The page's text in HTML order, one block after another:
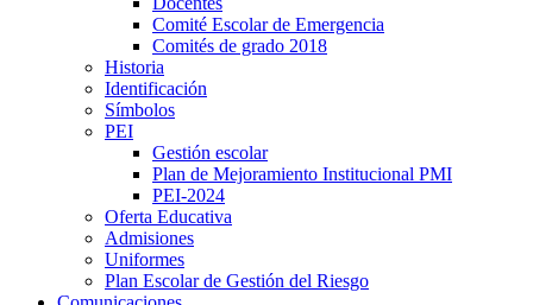
Comité Escolar de Emergencia
Comités de grado 2018
Historia
Identificación
Símbolos
PEI
Gestión escolar
Plan de Mejoramiento Institucional PMI
PEI-2024
Oferta Educativa
Admisiones
Uniformes
Plan Escolar de Gestión del Riesgo